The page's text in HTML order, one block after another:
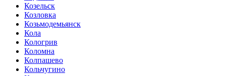
Козельск
Козловка
Козьмодемьянск
Кола
Кологрив
Коломна
Колпашево
Кольчугино